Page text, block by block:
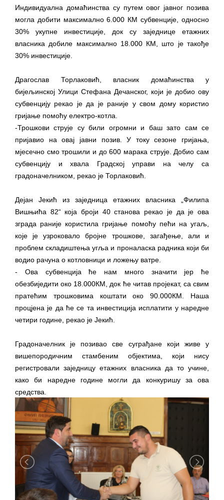
Индивидуална домаћинства су путем овог јавног позива
могла добити максимално 6.000 КМ субвенције, односно
30% укупне инвестиције, док су заједнице етажних
власника добиле максимално 18.000 КМ, што је такође
30% инвестиције.
Драгослав Торлаковић, власник домаћинства у
бијељинској Улици Стефана Дечанског, који је добио ову
субвенцију рекао је да је раније у свом дому користио
гријање помоћу електро-котла.
-Трошкови струје су били огромни и баш зато сам се
пријавио на овај јавни позив. У току сезоне гријања,
мјесечно смо трошили и до 600 марака струје. Добио сам
субвенцију и хвала Градској управи на челу са
градоначелником, рекао је Торлаковић.
Дејан Јекић из заједница етажних власника „Филипа
Вишњића 82“ која броји 40 станова рекао је да је ова
зграда раније користила гријање помоћу пећи на угаљ,
које је узроковало бројне трошкове, загађење, али и
проблем складиштења угља и проналаска радника који би
водио рачуна о котловници и ложењу ватре.
- Ова субвенција ће нам много значити јер ће
обезбиједити око 18.000КМ, док ће читав пројекат, са свим
пратећим трошковима коштати око 90.000КМ. Наша
процјена је да ће се та инвестиција исплатити у наредне
четири године, рекао је Јекић.
Градоначелник је позивао све суграђане који живе у
вишепородичним стамбеним објектима, који нису
регистровали заједницу етажних власника да то учине,
како би наредне године могли да конкуришу за ова
средства.